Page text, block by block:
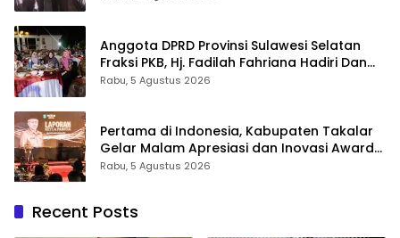
Anggota DPRD Provinsi Sulawesi Selatan
Fraksi PKB, Hj. Fadilah Fahriana Hadiri Dan
Beri Apresiasi : Takalar Menyalakan Lentera
Rabu, 5 Agustus 2026
Pertama di Indonesia, Kabupaten Takalar
Gelar Malam Apresiasi dan Inovasi Award
2026: Panggung Penghargaan bagi
Rabu, 5 Agustus 2026
Recent Posts